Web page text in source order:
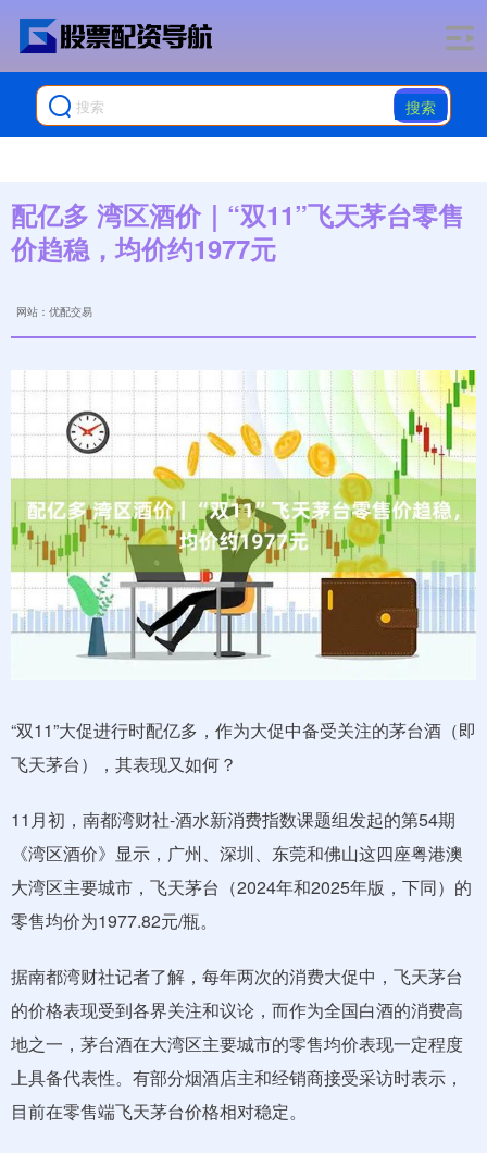
搜索
配亿多 湾区酒价｜“双11”飞天茅台零售
价趋稳，均价约1977元
网站：优配交易
“双11”大促进行时配亿多，作为大促中备受关注的茅台酒（即
飞天茅台），其表现又如何？
11月初，南都湾财社-酒水新消费指数课题组发起的第54期
《湾区酒价》显示，广州、深圳、东莞和佛山这四座粤港澳
大湾区主要城市，飞天茅台（2024年和2025年版，下同）的
零售均价为1977.82元/瓶。
据南都湾财社记者了解，每年两次的消费大促中，飞天茅台
的价格表现受到各界关注和议论，而作为全国白酒的消费高
地之一，茅台酒在大湾区主要城市的零售均价表现一定程度
上具备代表性。有部分烟酒店主和经销商接受采访时表示，
目前在零售端飞天茅台价格相对稳定。